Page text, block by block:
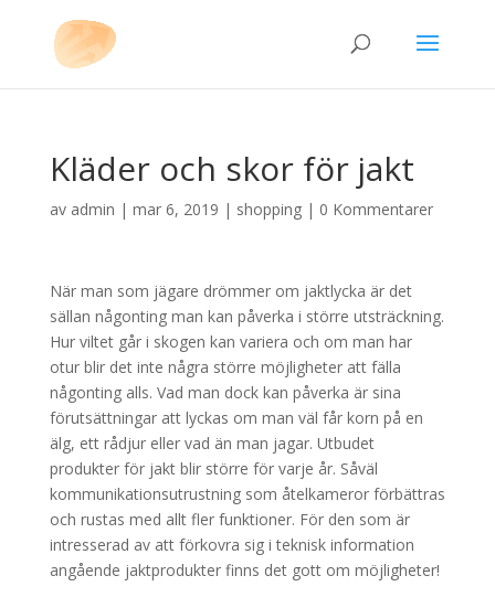
Kläder och skor för jakt
av admin | mar 6, 2019 | shopping| 0 Kommentarer
När man som jägare drömmer om jaktlycka är det
sällan någonting man kan påverka i större utsträckning.
Hur viltet går i skogen kan variera och om man har
otur blir det inte några större möjligheter att fälla
någonting alls. Vad man dock kan påverka är sina
förutsättningar att lyckas om man väl får korn på en
älg, ett rådjur eller vad än man jagar. Utbudet
produkter för jakt blir större för varje år. Såväl
kommunikationsutrustning som åtelkameror förbättras
och rustas med allt fler funktioner. För den som är
intresserad av att förkovra sig i teknisk information
angående jaktprodukter finns det gott om möjligheter!